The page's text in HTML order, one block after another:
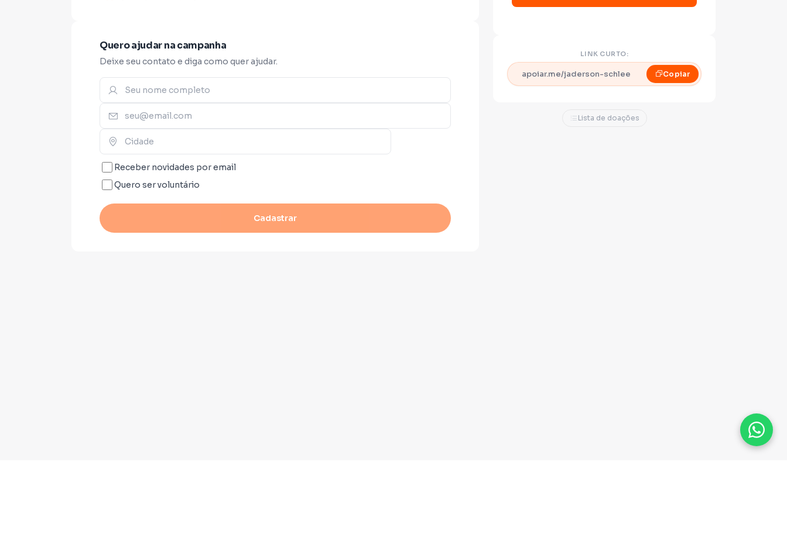
Quero ajudar na campanha
Deixe seu contato e diga como quer ajudar.
Receber novidades por email
Quero ser voluntário
Cadastrar
LINK CURTO:
apoiar.me/jaderson-schlee Copiar
Lista de doações